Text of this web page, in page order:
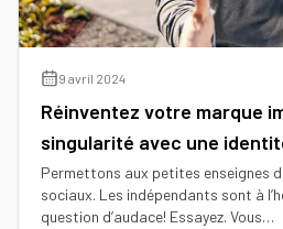
9 avril 2024
Réinventez votre marque
singularité avec une
unique et percutante
Permettons aux petites enseignes
sociaux. Les indépendants sont à
question d’audace! Essayez. Vous…